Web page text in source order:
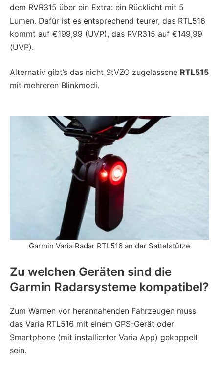
dem RVR315 über ein Extra: ein Rücklicht mit 5
Lumen. Dafür ist es entsprechend teurer, das RTL516
kommt auf €199,99 (UVP), das RVR315 auf €149,99
(UVP).
Alternativ gibt’s das nicht StVZO zugelassene RTL515
mit mehreren Blinkmodi.
Garmin Varia Radar RTL516 an der Sattelstütze
Zu welchen Geräten sind die
Garmin Radarsysteme kompatibel?
Zum Warnen vor herannahenden Fahrzeugen muss
das Varia RTL516 mit einem GPS-Gerät oder
Smartphone (mit installierter Varia App) gekoppelt
sein.